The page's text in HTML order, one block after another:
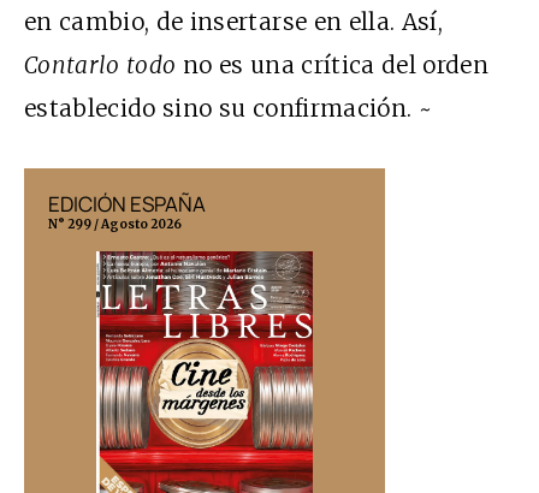
en cambio, de insertarse en ella. Así,
Contarlo todo no es una crítica del orden
establecido sino su confirmación. ~
EDICIÓN ESPAÑA
N° 299 / Agosto 2026